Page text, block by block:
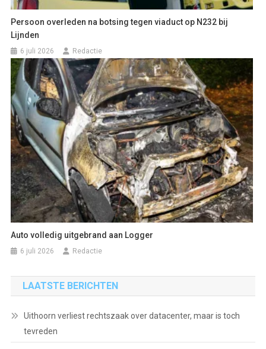
Persoon overleden na botsing tegen viaduct op N232 bij
Lijnden
6 juli 2026 Redactie
Auto volledig uitgebrand aan Logger
6 juli 2026 Redactie
LAATSTE BERICHTEN
Uithoorn verliest rechtszaak over datacenter, maar is toch
tevreden